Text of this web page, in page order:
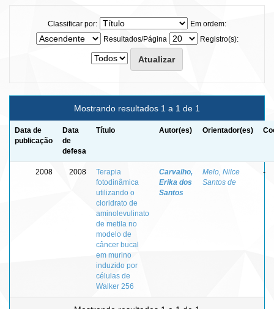
Classificar por:
Em ordem:
Resultados/Página
Registro(s):
Mostrando resultados 1 a 1 de 1
Data de
publicação
Data
de
defesa
Título Autor(es) Orientador(es)
2008 2008
Terapia
fotodinâmica
utilizando o
cloridrato de
aminolevulinato
de metila no
modelo de
câncer bucal
em murino
induzido por
células de
Walker 256
Carvalho,
Erika dos
Santos
Melo, Nilce
Santos de
-